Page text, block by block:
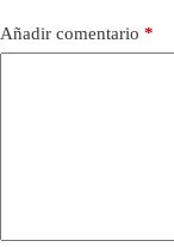
Añadir comentario *